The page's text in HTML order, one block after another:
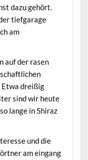
dazu gehört.
tiefgarage
am
auf der rasen
dreißig
sind wir heute
lange in Shiraz
und die
am eingang